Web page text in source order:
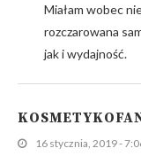
Miałam wobec
rozczarowana
jak i wydajność.
16 stycznia, 2019 -